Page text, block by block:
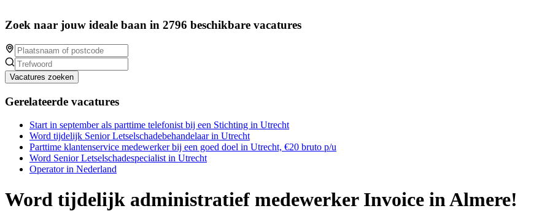
Zoek naar jouw ideale baan in 2796 beschikbare vacatures
Vacatures zoeken
Gerelateerde vacatures
Start in september als parttime telefonist bij een Stichting in Utrecht
Word tijdelijk Senior Letselschadebehandelaar in Utrecht
Parttime klantenservice medewerker bij een goed doel in Utrecht, €20 bruto p/u
Word Senior Letselschadespecialist in Utrecht
Operator in Nederland
Word tijdelijk administratief medewerker Invoice in Almere!